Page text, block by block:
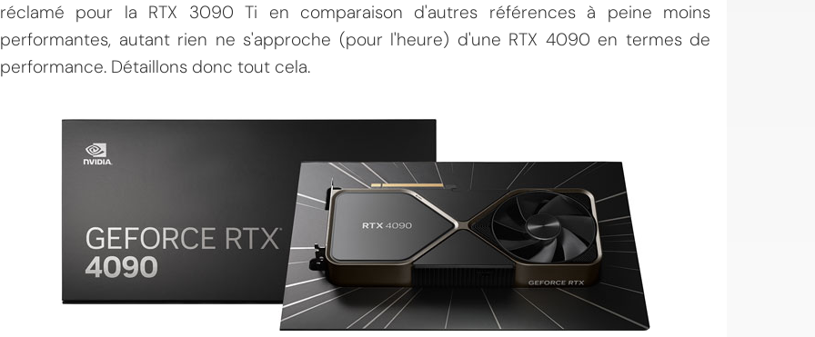
réclamé pour la RTX 3090 Ti en comparaison d'autres références à peine moins
performantes, autant rien ne s'approche (pour l'heure) d'une RTX 4090 en termes de
performance. Détaillons donc tout cela.